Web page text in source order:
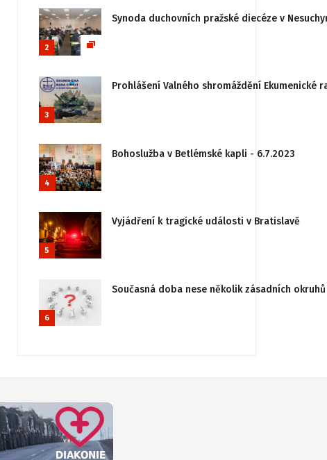
2
Synoda duchovních pražské diecéze v
3
Prohlášení Valného shromáždění
4
Bohoslužba v Betlémské kapli - 6.7.2023
5
Vyjádření k tragické události v Bratislavě
6
Současná doba nese několik zásadních